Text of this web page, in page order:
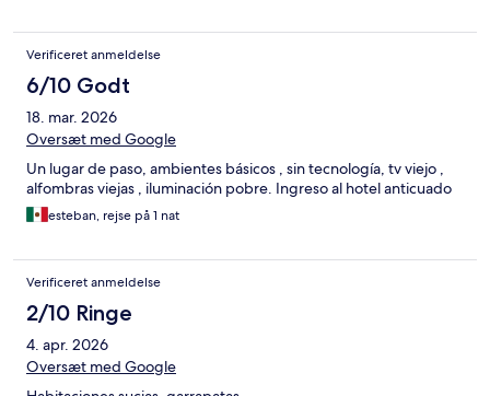
Verificeret anmeldelse
6/10 Godt
18. mar. 2026
Oversæt med Google
Un lugar de paso, ambientes básicos , sin tecnología, tv viejo ,
alfombras viejas , iluminación pobre. Ingreso al hotel anticuado
esteban, rejse på 1 nat
Verificeret anmeldelse
2/10 Ringe
4. apr. 2026
Oversæt med Google